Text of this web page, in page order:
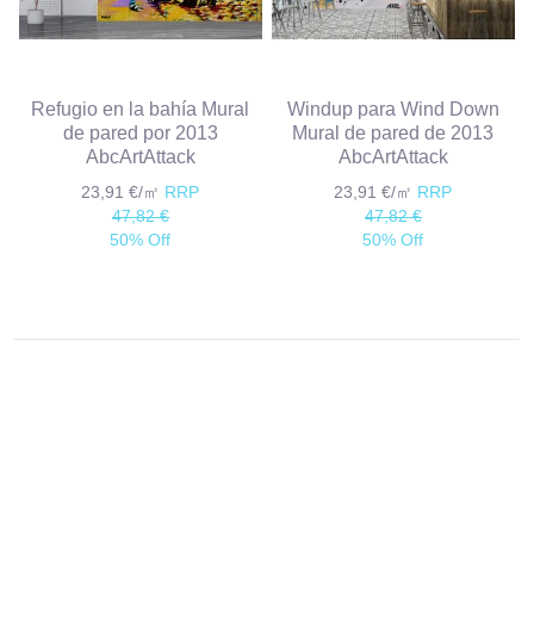
Refugio en la bahía Mural
de pared por 2013
AbcArtAttack
23,91 €/㎡ RRP
47,82 €
50% Off
Windup para Wind Down
Mural de pared de 2013
AbcArtAttack
23,91 €/㎡ RRP
47,82 €
50% Off